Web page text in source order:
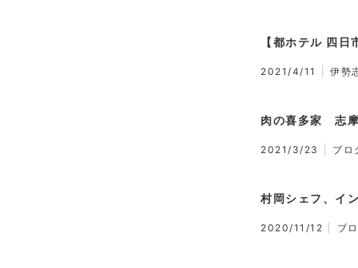
【都ホテル 四
2021/4/11 伊勢
肉の喜多家 志
2021/3/23 ブロ
村岡シェフ、イ
2020/11/12 ブ